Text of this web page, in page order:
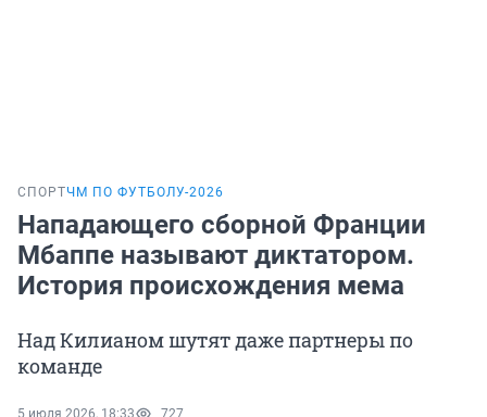
СПОРТЧМ ПО ФУТБОЛУ-2026
Нападающего сборной Франции
Мбаппе называют диктатором.
История происхождения мема
Над Килианом шутят даже партнеры по
команде
5 июля 2026, 18:33 727